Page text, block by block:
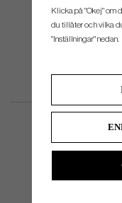
Klicka på "Okej" om
du tillåter och vilka
"Inställningar" nedan.